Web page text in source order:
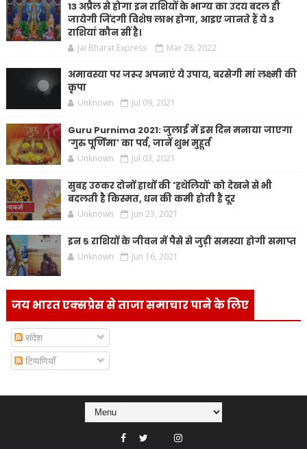
13 अप्रैल से होगा इन राशियों के भाग्य का उदय बदल ही
जायेगी जिंदगी विशेष लाभ होगा, आइए जानते हैं ये 3
राशियां कौन सीं है।
Jai Bharat Express Mar 28, 2022
अमावस्या पर जरूर अपनाएं ये उपाय, बरसेगी मां लक्ष्मी की
कृपा
Unknown Jul 09, 2021
Guru Purnima 2021: जुलाई में इस दिन मनाया जाएगा
'गुरु पूर्णिमा' का पर्व, जानें शुभ मुहूर्त
Unknown Jul 03, 2021
सुबह उठकर दोनों हाथों की 'हथेलियों' को देखने से भी
बदलती है किस्मत, धन की कमी होती है दूर
Unknown Jun 23, 2021
इन 5 राशियों के जीवन में पैसे से जुड़ी समस्या होगी समाप्त
Unknown Jun 16, 2021
जय भारत एक्सप्रेस से ताजा समाचार पाने के लिए
संदेश
टिप्पणियाँ